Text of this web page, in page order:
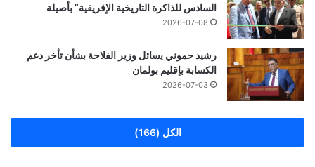
السادس للذاكرة التاريخية الإفريقية” بأصيلة
2026-07-08
رشيد حموني يسائل وزير الفلاحة بشأن تأخر دعم
الكسابة بإقليم بولمان
2026-07-03
الكل (166)